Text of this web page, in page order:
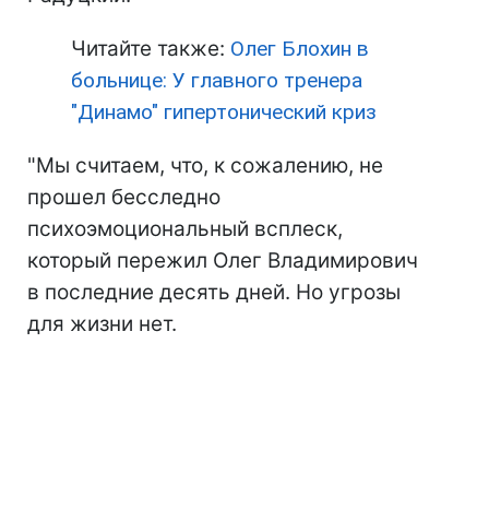
Читайте также: Олег Блохин в
больнице: У главного тренера
"Динамо" гипертонический криз
"Мы считаем, что, к сожалению, не
прошел бесследно
психоэмоциональный всплеск,
который пережил Олег Владимирович
в последние десять дней. Но угрозы
для жизни нет.